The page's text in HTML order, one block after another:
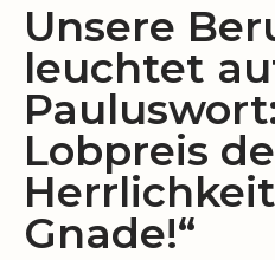
Unsere
leuchtet
Lobpreis
Gnade!“